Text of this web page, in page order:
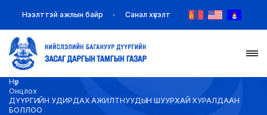
НҮҮР
Нээлттэй ажлын байр Санал хүсэлт
Нүүр
Онцлох
ДҮҮРГИЙН УДИРДАХ АЖИЛТНУУДЫН ШУУРХАЙ ХУРАЛДААН
БОЛЛОО